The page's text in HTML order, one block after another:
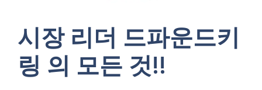
시장 리더 드파운드키
링 의 모든 것!!